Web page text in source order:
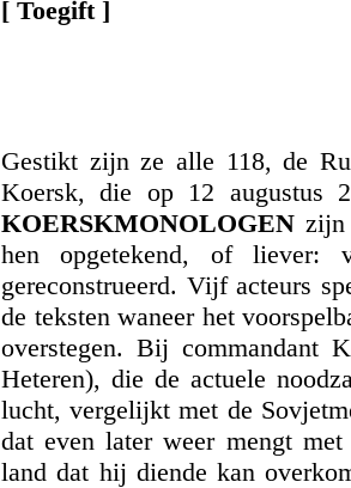
[ Toegift ]
Gestikt zijn ze alle 118, de
Koersk, die op 12 augustus
KOERSKMONOLOGEN zijn
hen opgetekend, of liever:
gereconstrueerd. Vijf acteurs
de teksten waneer het
overstegen. Bij commandant
Heteren), die de actuele
lucht, vergelijkt met de
dat even later weer mengt
land dat hij diende kan